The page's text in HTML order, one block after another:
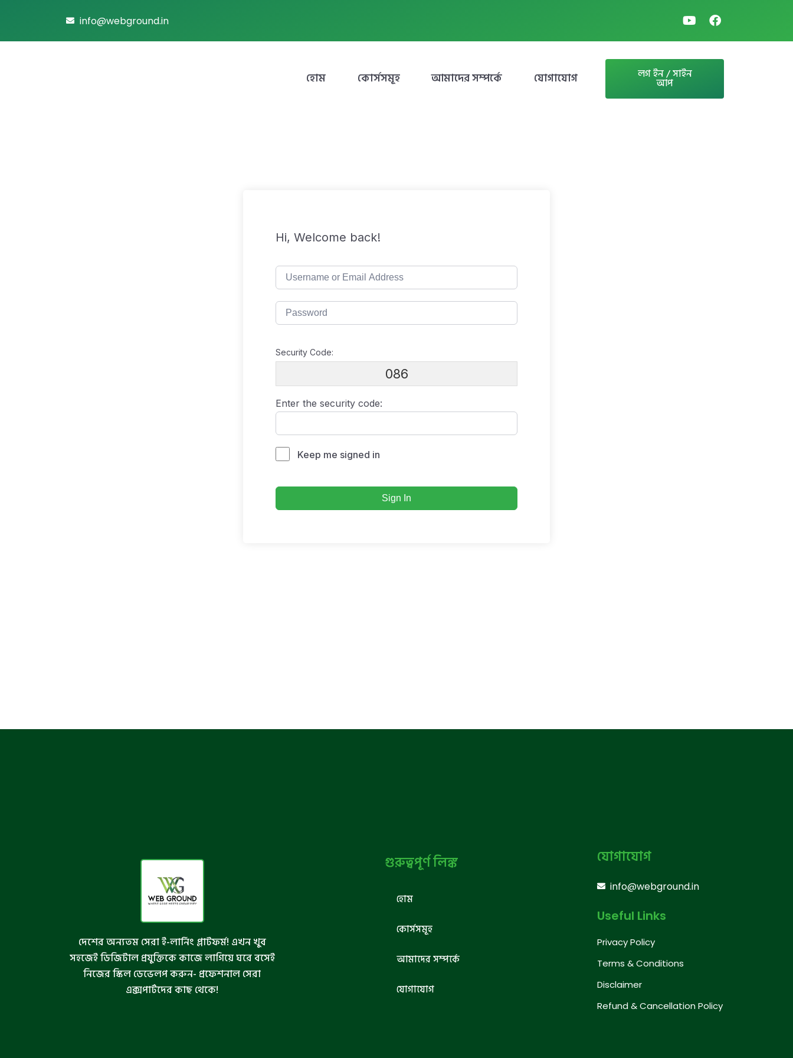
info@webground.in
হোম কোর্সসমূহ আমাদের সম্পর্কে যোগাযোগ লগ ইন / সাইন
আপ
Hi, Welcome back!
Security Code:
086
Enter the security code:
Keep me signed in
Sign In
দেশের অন্যতম সেরা ই-লার্নিং প্লাটফর্ম! এখন খুব
সহজেই ডিজিটাল প্রযুক্তিকে কাজে লাগিয়ে ঘরে বসেই
নিজের স্কিল ডেভেলপ করুন- প্রফেশনাল সেরা
এক্সপার্টদের কাছ থেকে!
গুরুত্বপূর্ণ লিঙ্ক
হোম
কোর্সসমূহ
আমাদের সম্পর্কে
যোগাযোগ
যোগাযোগ
info@webground.in
Useful Links
Privacy Policy
Terms & Conditions
Disclaimer
Refund & Cancellation Policy